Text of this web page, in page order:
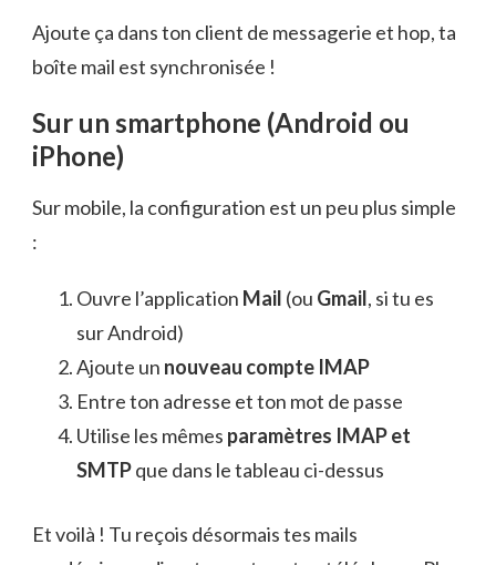
Ajoute ça dans ton client de messagerie et hop, ta
boîte mail est synchronisée !
Sur un smartphone (Android ou
iPhone)
Sur mobile, la configuration est un peu plus simple
:
Ouvre l’application Mail (ou Gmail, si tu es
sur Android)
Ajoute un nouveau compte IMAP
Entre ton adresse et ton mot de passe
Utilise les mêmes paramètres IMAP et
SMTPque dans le tableau ci-dessus
Et voilà ! Tu reçois désormais tes mails